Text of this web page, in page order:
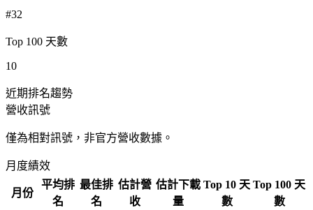
#32
Top 100 天數
10
近期排名趨勢
營收訊號
僅為相對訊號，非官方營收數據。
月度績效
月份
平均排
名
最佳排
名
估計營
收
估計下載
量
Top 10 天
數
Top 100 天
數